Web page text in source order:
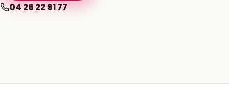
04 26 22 91 77